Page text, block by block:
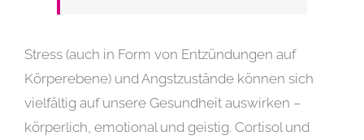
Stress (auch in Form von Entzündungen auf
Körperebene) und Angstzustände können sich
vielfältig auf unsere Gesundheit auswirken –
körperlich, emotional und geistig. Cortisol und